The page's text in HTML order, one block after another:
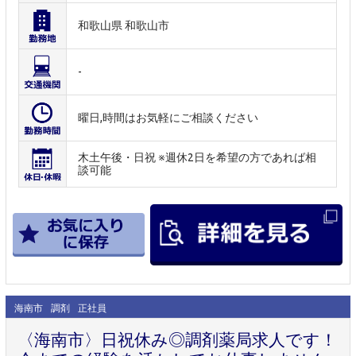
和歌山県 和歌山市
-
曜日,時間はお気軽にご相談ください
木土午後・日祝 ※週休2日を希望の方であれば相
談可能
海南市 調剤 正社員
〈海南市〉日祝休み◎調剤薬局求人です！